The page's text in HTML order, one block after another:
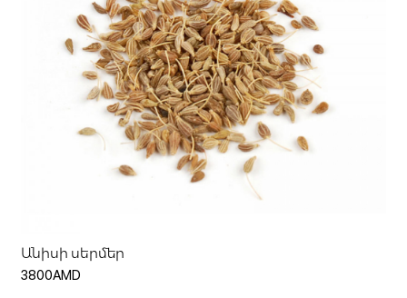
Անիսի սերմեր
3800AMD
Ավելացնել զամբյուղ